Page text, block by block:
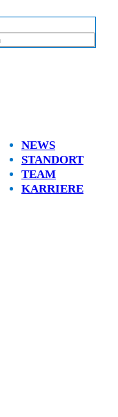
NEWS
STANDORT
TEAM
KARRIERE